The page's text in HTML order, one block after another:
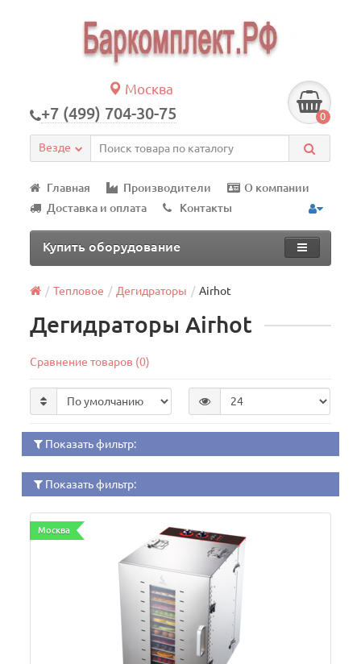
Москва
+7 (499) 704-30-75 0
Везде
Главная Производители
О компании
Доставка и оплата
Контакты
Купить оборудование
Тепловое Дегидраторы Airhot
Дегидраторы Airhot
Сравнение товаров (0)
Показать фильтр:
Показать фильтр:
Москва